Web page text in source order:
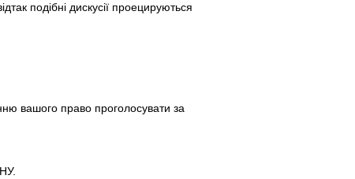
подібні дискусії проецируються
вашого право проголосувати за